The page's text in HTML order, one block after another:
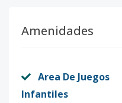
Amenidades
Area De Juegos
Infantiles